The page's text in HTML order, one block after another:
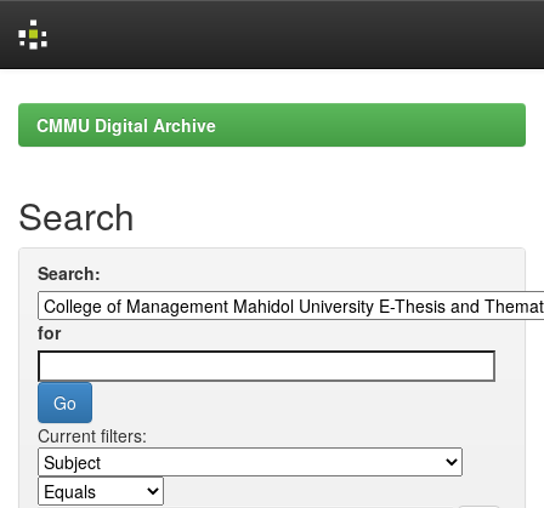
navigationCMMU Digital Archive
Search
Search:
for
Current filters: